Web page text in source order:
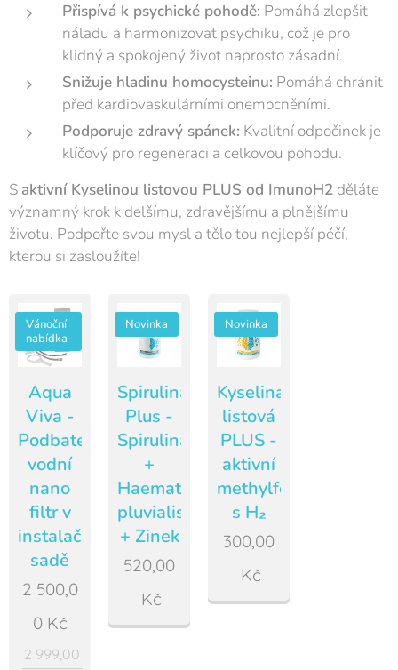
Přispívá k psychické pohodě: Pomáhá zlepšit
náladu a harmonizovat psychiku, což je pro
klidný a spokojený život naprosto zásadní.
Snižuje hladinu homocysteinu: Pomáhá chránit
před kardiovaskulárními onemocněními.
Podporuje zdravý spánek: Kvalitní odpočinek je
klíčový pro regeneraci a celkovou pohodu.
S aktivní Kyselinou listovou PLUS od ImunoH2 děláte
významný krok k delšímu, zdravějšímu a plnějšímu
životu. Podpořte svou mysl a tělo tou nejlepší péčí,
kterou si zasloužíte!
Aqua
Viva -
Podbateriový
vodní
nano
filtr v
instalační
sadě
Vánoční
nabídka
2 500,0
0Kč
2 999,00
Spirulina
Plus -
Spirulina
+
Haematococcus
pluvialis
+ Zinek
Novinka
520,00
Kč
Kyselina
listová
PLUS -
aktivní
methylfolát
s H₂
Novinka
300,00
Kč